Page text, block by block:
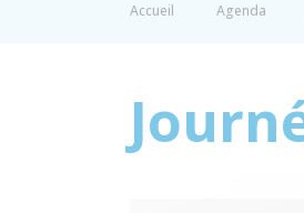
Accueil Agenda